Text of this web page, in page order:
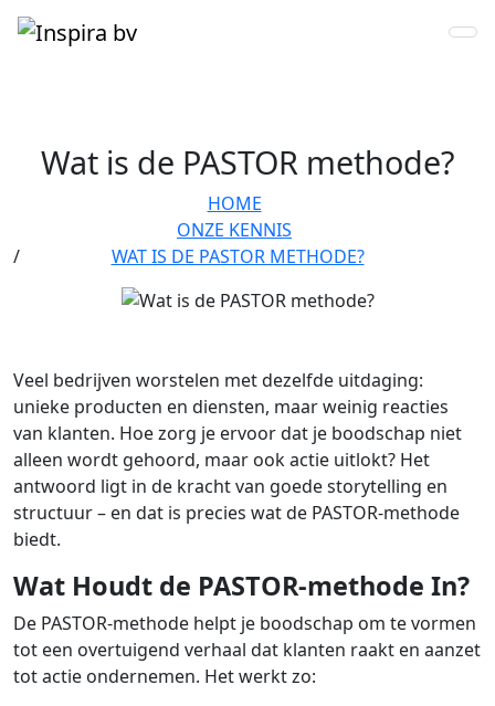
Wat is de PASTOR methode?
HOME
ONZE KENNIS
WAT IS DE PASTOR METHODE?
Veel bedrijven worstelen met dezelfde uitdaging:
unieke producten en diensten, maar weinig reacties
van klanten. Hoe zorg je ervoor dat je boodschap niet
alleen wordt gehoord, maar ook actie uitlokt? Het
antwoord ligt in de kracht van goede storytelling en
structuur – en dat is precies wat de PASTOR-methode
biedt.
Wat Houdt de PASTOR-methode In?
De PASTOR-methode helpt je boodschap om te vormen
tot een overtuigend verhaal dat klanten raakt en aanzet
tot actie ondernemen. Het werkt zo: